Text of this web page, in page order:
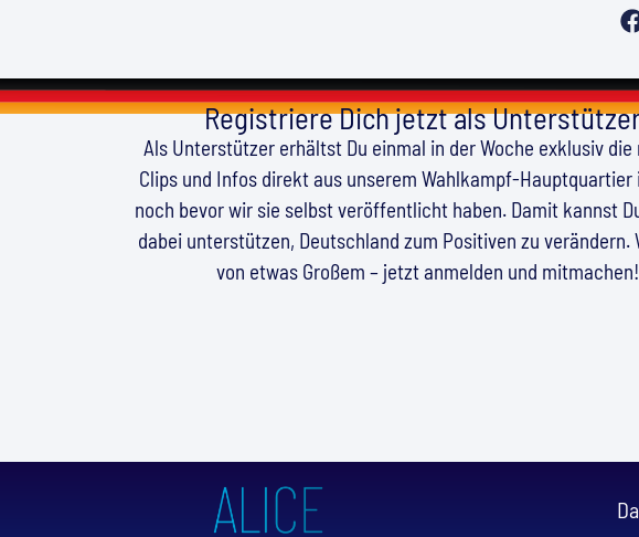
Registriere Dich jetzt als
Als Unterstützer erhältst Du einmal in der Woche exklusiv die
Clips und Infos direkt aus unserem Wahlkampf-Hauptquartier
noch bevor wir sie selbst veröffentlicht haben. Damit kannst
dabei unterstützen, Deutschland zum Positiven zu verändern.
von etwas Großem – jetzt anmelden und mitmachen!